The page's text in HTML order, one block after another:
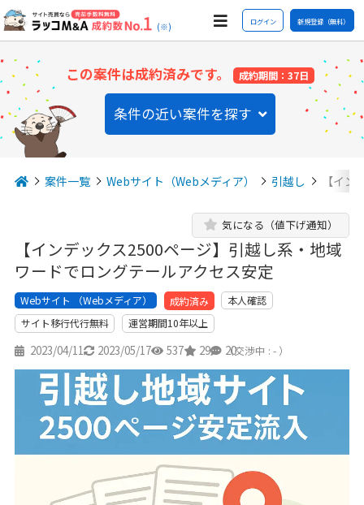
(※) ログイン 新規登録（無料）
この案件は成約済みです。 成約期間：37日
条件の近い案件を探す
案件一覧 Webサイト（Webメディア） 引越し 【イ
【インデックス2500ページ】引越し系・地域
ワードでロングテールアクセス安定
気になる（値下げ通知）
Webサイト （Webメディア） 成約済み
本人確認
サイト移行代行無料
運営期間10年以上
2023/04/11 2023/05/17 537 29 20
（交渉中 : - ）